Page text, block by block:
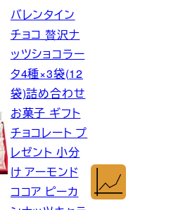
バレンタイン
チョコ 贅沢ナ
ッツショコラー
タ4種×3袋(12
袋)詰め合わせ
お菓子 ギフト
チョコレート プ
レゼント 小分
け アーモンド
ココア ピーカ